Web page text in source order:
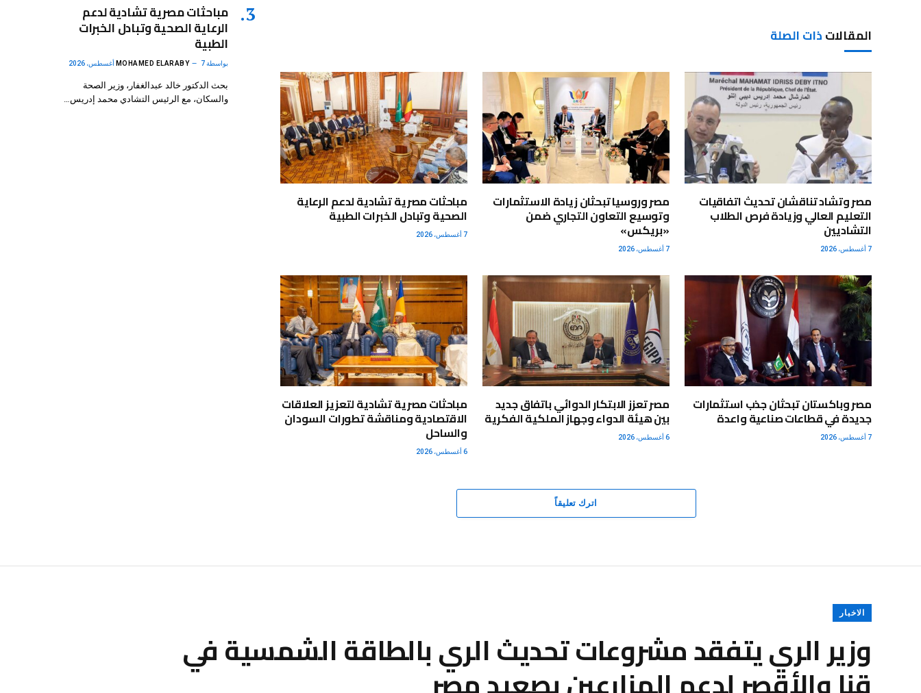
المقالاتذات الصلة
مصر وتشاد تناقشان تحديث اتفاقيات
التعليم العالي وزيادة فرص الطلاب
التشاديين
7 أغسطس، 2026
مصر وروسيا تبحثان زيادة الاستثمارات
وتوسيع التعاون التجاري ضمن
«بريكس»
7 أغسطس، 2026
مباحثات مصرية تشادية لدعم الرعاية
الصحية وتبادل الخبرات الطبية
7 أغسطس، 2026
مصر وباكستان تبحثان جذب استثمارات
جديدة في قطاعات صناعية واعدة
7 أغسطس، 2026
مصر تعزز الابتكار الدوائي باتفاق جديد
بين هيئة الدواء وجهاز الملكية الفكرية
6 أغسطس، 2026
مباحثات مصرية تشادية لتعزيز العلاقات
الاقتصادية ومناقشة تطورات السودان
والساحل
6 أغسطس، 2026
اترك تعليقاً
مباحثات مصرية تشادية لدعم
الرعاية الصحية وتبادل الخبرات
الطبية
بواسطة MOHAMED ELARABY 7 أغسطس، 2026
بحث الدكتور خالد عبدالغفار، وزير الصحة
والسكان، مع الرئيس التشادي محمد إدريس…
الاخبار
وزير الري يتفقد مشروعات تحديث الري بالطاقة الشمسية في